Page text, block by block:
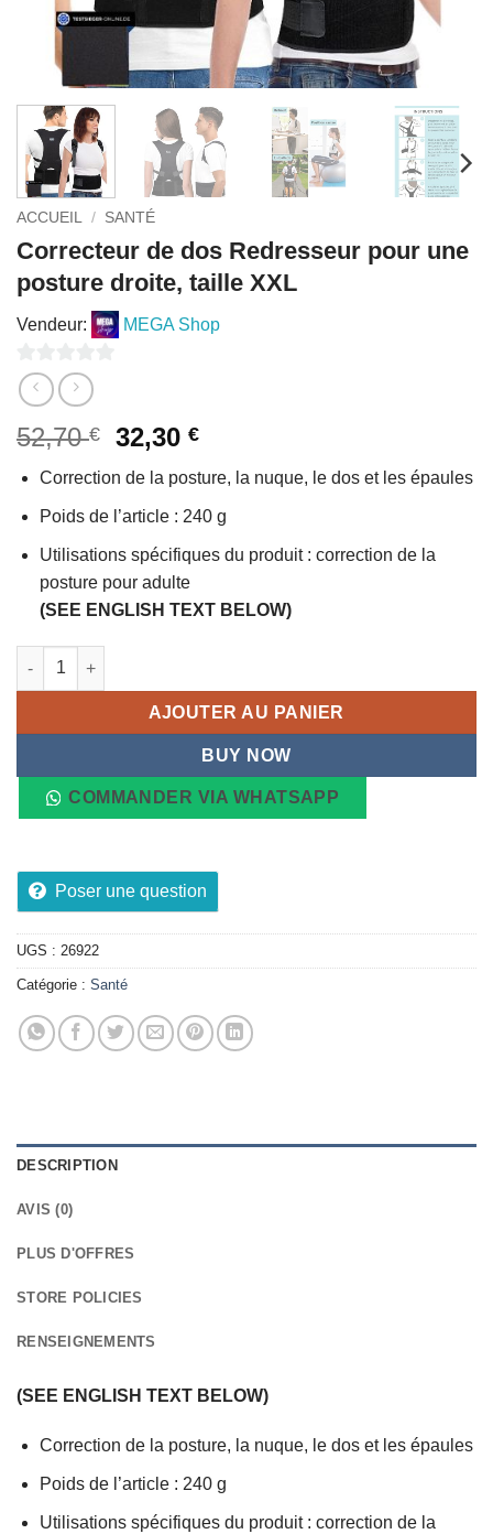
ACCUEIL / SANTÉ
Correcteur de dos Redresseur pour une
posture droite, taille XXL
Vendeur: MEGA Shop
0
sur
5
52,70€
Le
prix
initial
était :
52,70 €.
32,30€Le
prix
actuel
est :
32,30 €.
Correction de la posture, la nuque, le dos et les épaules
Poids de l’article : 240 g
Utilisations spécifiques du produit : correction de la
posture pour adulte
(SEE ENGLISH TEXT BELOW)
quantité de Correcteur de dos Redresseur pour une posture
AJOUTER AU PANIER
BUY NOW
COMMANDER VIA WHATSAPP
Poser une question
UGS : 26922
Catégorie : Santé
DESCRIPTION
AVIS (0)
PLUS D'OFFRES
STORE POLICIES
RENSEIGNEMENTS
(SEE ENGLISH TEXT BELOW)
Correction de la posture, la nuque, le dos et les épaules
Poids de l’article : 240 g
Utilisations spécifiques du produit : correction de la